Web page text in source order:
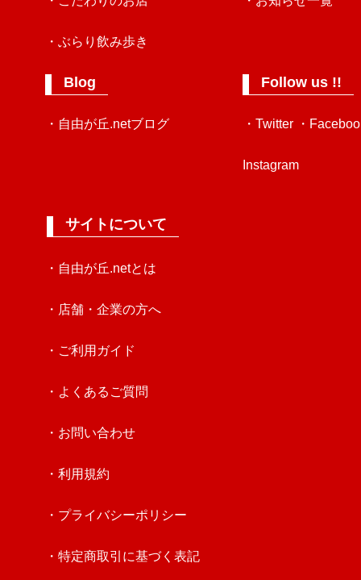
・ぶらり飲み歩き
Blog
・自由が丘.netブログ
Follow us !!
・Twitter ・
Instagram
サイトについて
・自由が丘.netとは
・店舗・企業の方へ
・ご利用ガイド
・よくあるご質問
・お問い合わせ
・利用規約
・プライバシーポリシー
・特定商取引に基づく表記